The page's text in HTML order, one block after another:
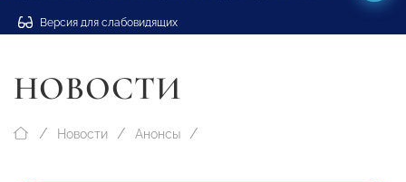
Версия для слабовидящих
НОВОСТИ
Новости Анонсы